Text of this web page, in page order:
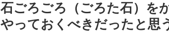
石ごろごろ（ごろた石）を
やっておくべきだったと思